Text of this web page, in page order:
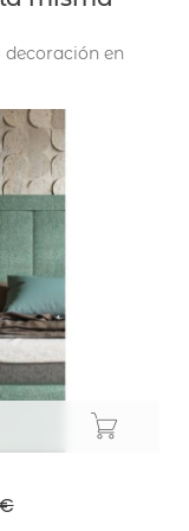
decoración en
Precio